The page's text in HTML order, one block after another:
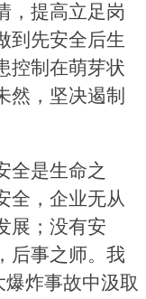
，提高立足岗
到先安全后生
控制在萌芽状
然，坚决遏制
全是生命之
全，企业无从
展；没有安
后事之师。我
爆炸事故中汲取